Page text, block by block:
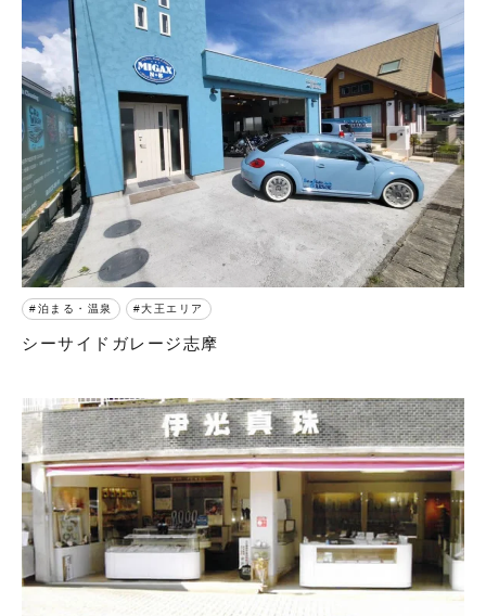
泊まる・温泉 大王エリア
シーサイドガレージ志摩